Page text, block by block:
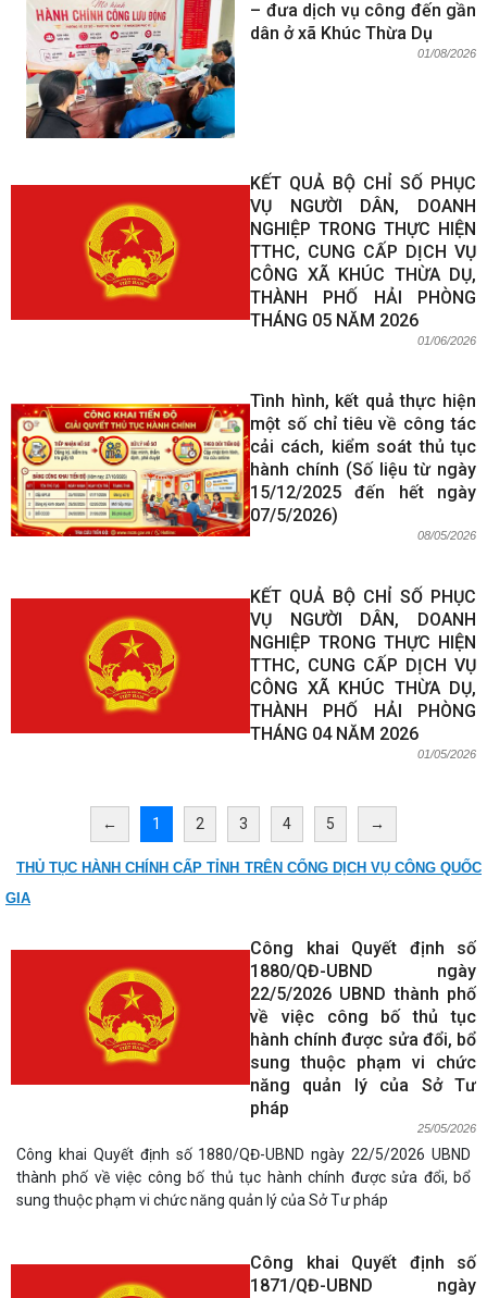
– đưa dịch vụ công đến gần
dân ở xã Khúc Thừa Dụ
01/08/2026
KẾT QUẢ BỘ CHỈ SỐ PHỤC
VỤ NGƯỜI DÂN, DOANH
NGHIỆP TRONG THỰC HIỆN
TTHC, CUNG CẤP DỊCH VỤ
CÔNG XÃ KHÚC THỪA DỤ,
THÀNH PHỐ HẢI PHÒNG
THÁNG 05 NĂM 2026
01/06/2026
Tình hình, kết quả thực hiện
một số chỉ tiêu về công tác
cải cách, kiểm soát thủ tục
hành chính (Số liệu từ ngày
15/12/2025 đến hết ngày
07/5/2026)
08/05/2026
KẾT QUẢ BỘ CHỈ SỐ PHỤC
VỤ NGƯỜI DÂN, DOANH
NGHIỆP TRONG THỰC HIỆN
TTHC, CUNG CẤP DỊCH VỤ
CÔNG XÃ KHÚC THỪA DỤ,
THÀNH PHỐ HẢI PHÒNG
THÁNG 04 NĂM 2026
01/05/2026
← 1 2 3 4 5 →
THỦ TỤC HÀNH CHÍNH CẤP TỈNH TRÊN CỔNG DỊCH VỤ CÔNG QUỐC
GIA
Công khai Quyết định số
1880/QĐ-UBND ngày
22/5/2026 UBND thành phố
về việc công bố thủ tục
hành chính được sửa đổi, bổ
sung thuộc phạm vi chức
năng quản lý của Sở Tư
pháp
25/05/2026
Công khai Quyết định số 1880/QĐ-UBND ngày 22/5/2026 UBND
thành phố về việc công bố thủ tục hành chính được sửa đổi, bổ
sung thuộc phạm vi chức năng quản lý của Sở Tư pháp
Công khai Quyết định số
1871/QĐ-UBND ngày